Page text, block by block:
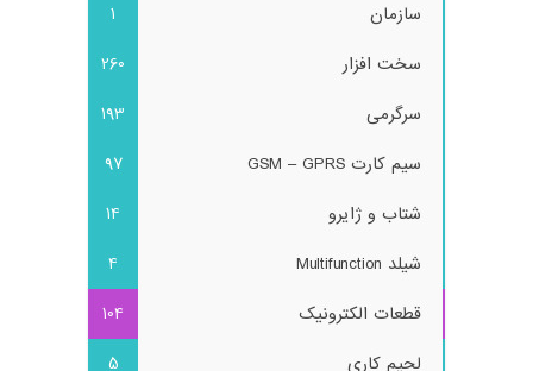
سازمان
1
سخت افزار
260
سرگرمی
193
سیم کارت GSM – GPRS
97
شتاب و ژایرو
14
شیلد Multifunction
4
قطعات الکترونیک
104
لحیم کاری
5